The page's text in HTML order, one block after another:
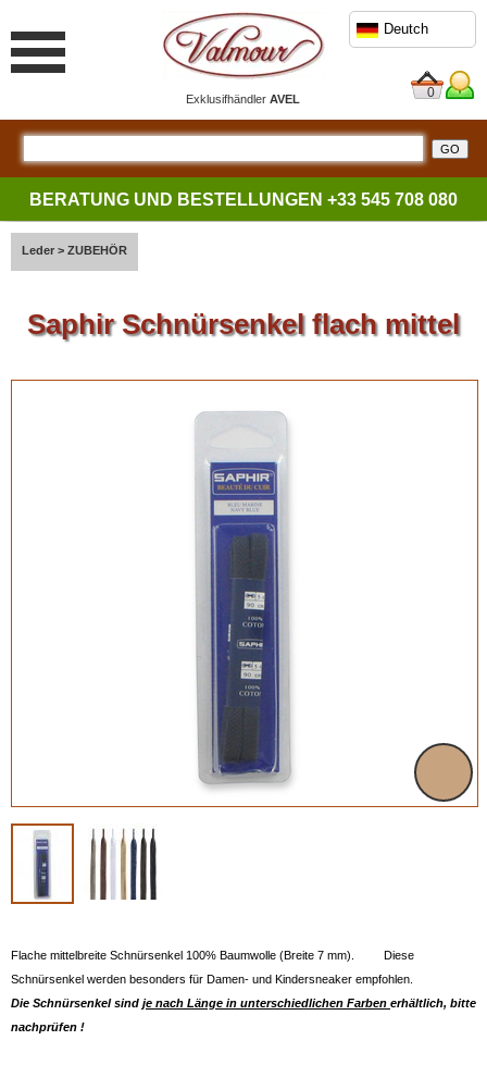
ExklusifhändlerAVEL
Deutch
0
BERATUNG UND BESTELLUNGEN +33 545 708 080
Leder > ZUBEHÖR
Saphir Schnürsenkel flach mittel
Flache mittelbreite Schnürsenkel 100% Baumwolle (Breite 7 mm). Diese
Schnürsenkel werden besonders für Damen- und Kindersneaker empfohlen.
Die Schnürsenkel sind je nach Länge in unterschiedlichen Farben erhältlich, bitte
nachprüfen !